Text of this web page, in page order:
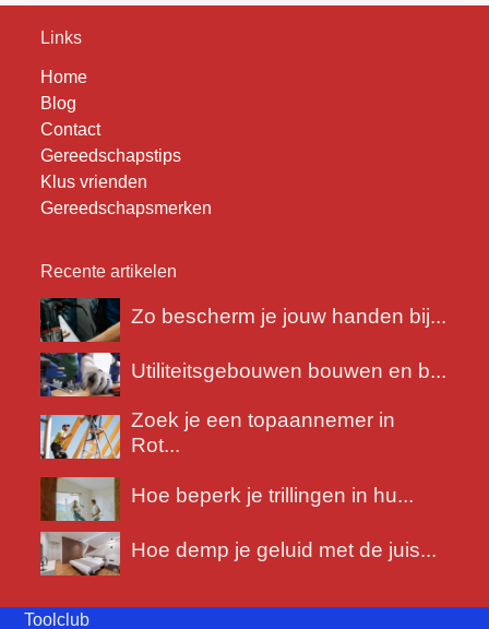
Toolclub
Links
Home
Blog
Contact
Gereedschapstips
Klus vrienden
Gereedschapsmerken
Recente artikelen
Zo bescherm je jouw handen bij...
Utiliteitsgebouwen bouwen en b...
Zoek je een topaannemer in
Rot...
Hoe beperk je trillingen in hu...
Hoe demp je geluid met de juis...